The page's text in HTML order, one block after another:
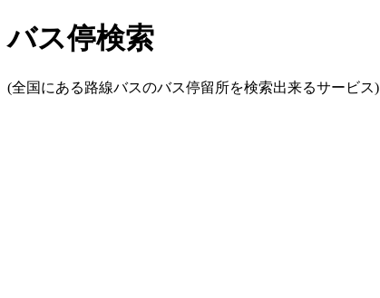
バス停検索
(全国にある路線バスのバス停留所を検索出来るサービス)